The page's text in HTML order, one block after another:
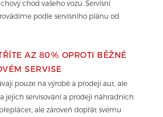
chod vašeho vozu. Servisní
podle servisního plánu od
AZ 80% OPROTI BĚŽNÉ
SERVISE
pouze na výrobě a prodeji aut, ale
jejich servisování a prodeji náhradních
ale zároveň dopřát svému